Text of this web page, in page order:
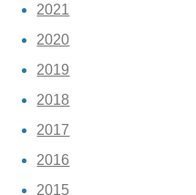
2021
2020
2019
2018
2017
2016
2015